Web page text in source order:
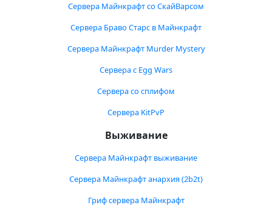
Сервера Майнкрафт со СкайВарсом
Сервера Браво Старс в Майнкрафт
Сервера Майнкрафт Murder Mystery
Сервера с Egg Wars
Сервера со сплифом
Сервера KitPvP
Выживание
Сервера Майнкрафт выживание
Сервера Майнкрафт анархия (2b2t)
Гриф сервера Майнкрафт